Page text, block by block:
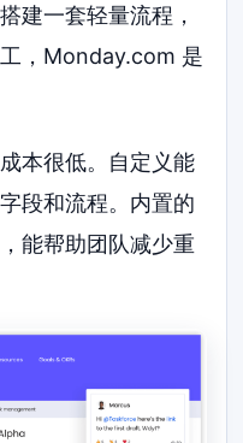
建一套轻量流程，
，Monday.com 是
本很低。自定义能
段和流程。内置的
能帮助团队减少重